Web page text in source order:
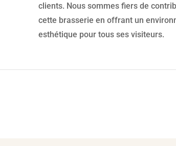
clients. Nous sommes fiers de
cette brasserie en offrant un
esthétique pour tous ses visiteurs.